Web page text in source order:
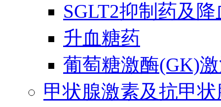
SGLT2抑制药及
升血糖药
葡萄糖激酶(GK)
甲状腺激素及抗甲